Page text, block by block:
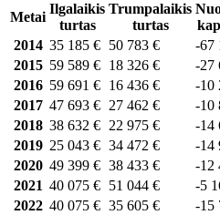
Metai
Ilgalaikis
turtas
Trumpalaikis
turtas
2014 35 185 € 50 783 € -67
2015 59 589 € 18 326 € -27
2016 59 691 € 16 436 € -10
2017 47 693 € 27 462 € -10
2018 38 632 € 22 975 € -14
2019 25 043 € 34 472 € -14
2020 49 399 € 38 433 € -12
2021 40 075 € 51 044 € -5
2022 40 075 € 35 605 € -15